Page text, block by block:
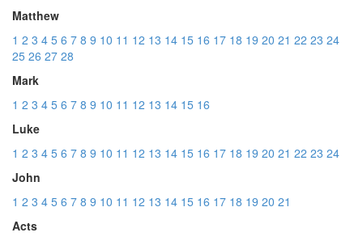
Matthew
1 2 3 4 5 6 7 8 9 10 11 12 13 14 15 16 17 18 19 20 21 22 23 24
25 26 27 28
Mark
1 2 3 4 5 6 7 8 9 10 11 12 13 14 15 16
Luke
1 2 3 4 5 6 7 8 9 10 11 12 13 14 15 16 17 18 19 20 21 22 23 24
John
1 2 3 4 5 6 7 8 9 10 11 12 13 14 15 16 17 18 19 20 21
Acts